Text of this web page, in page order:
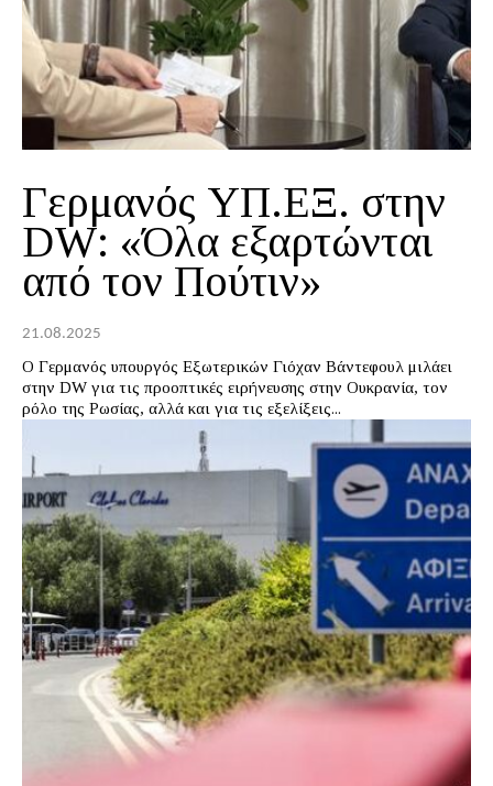
Γερμανός ΥΠ.ΕΞ. στην
DW: «Όλα εξαρτώνται
από τον Πούτιν»
21.08.2025
Ο Γερμανός υπουργός Εξωτερικών Γιόχαν Βάντεφουλ μιλάει
στην DW για τις προοπτικές ειρήνευσης στην Ουκρανία, τον
ρόλο της Ρωσίας, αλλά και για τις εξελίξεις...